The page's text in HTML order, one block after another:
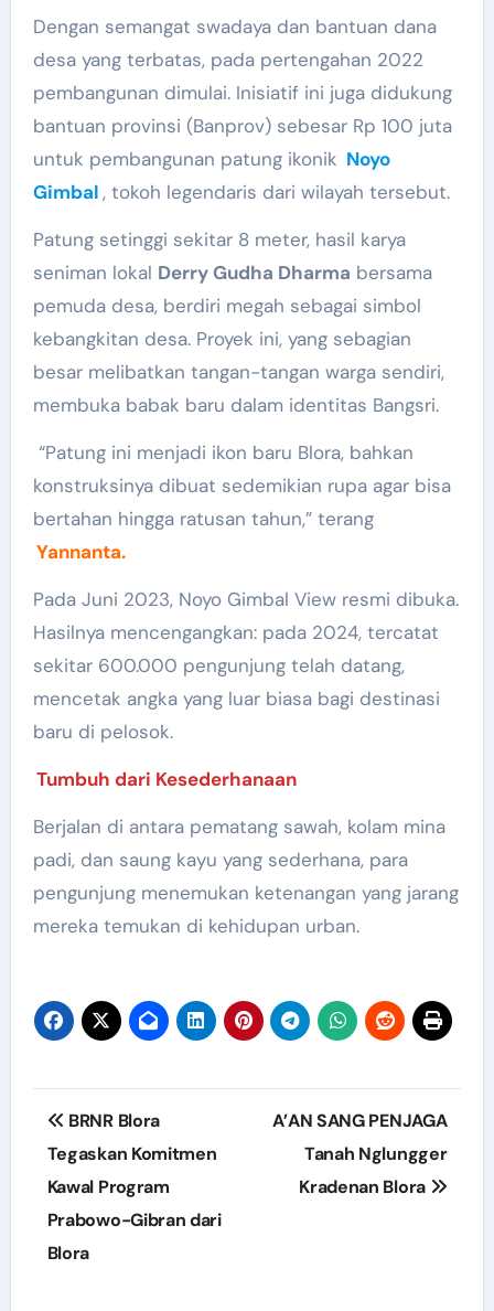
Dengan semangat swadaya dan bantuan dana
desa yang terbatas, pada pertengahan 2022
pembangunan dimulai. Inisiatif ini juga didukung
bantuan provinsi (Banprov) sebesar Rp 100 juta
untuk pembangunan patung ikonik Noyo
Gimbal, tokoh legendaris dari wilayah tersebut.
Patung setinggi sekitar 8 meter, hasil karya
seniman lokal Derry Gudha Dharma bersama
pemuda desa, berdiri megah sebagai simbol
kebangkitan desa. Proyek ini, yang sebagian
besar melibatkan tangan-tangan warga sendiri,
membuka babak baru dalam identitas Bangsri.
“Patung ini menjadi ikon baru Blora, bahkan
konstruksinya dibuat sedemikian rupa agar bisa
bertahan hingga ratusan tahun,” terang
Yannanta.
Pada Juni 2023, Noyo Gimbal View resmi dibuka.
Hasilnya mencengangkan: pada 2024, tercatat
sekitar 600.000 pengunjung telah datang,
mencetak angka yang luar biasa bagi destinasi
baru di pelosok.
Tumbuh dari Kesederhanaan
Berjalan di antara pematang sawah, kolam mina
padi, dan saung kayu yang sederhana, para
pengunjung menemukan ketenangan yang jarang
mereka temukan di kehidupan urban.
Post
navigation
BRNR Blora
Tegaskan Komitmen
Kawal Program
Prabowo-Gibran dari
Blora
A’AN SANG PENJAGA
Tanah Nglungger
Kradenan Blora